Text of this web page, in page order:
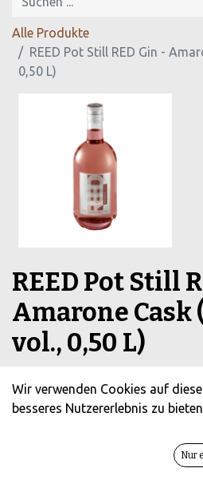
Alle Produkte
REED Pot Still RED Gin -
0,50 L)
REED Pot Still
Amarone Cask
vol., 0,50 L)
REED Pot Still RED Gin Amarone
Gin, 12 Monate in Amarone-
im Mix unschlagbar. 45,3% vol
Wir verwenden Cookies auf
besseres Nutzererlebnis zu bieten.
Nur